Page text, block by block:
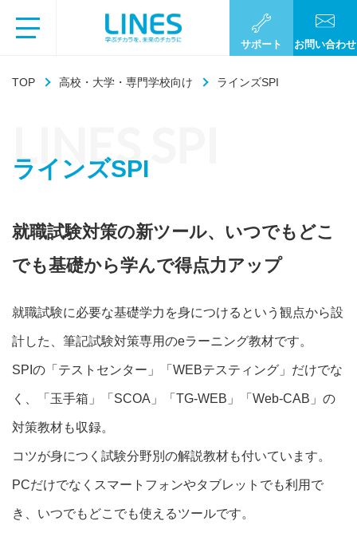
サポート お問い合わせ
TOP 高校・大学・専門学校向け ラインズSPI
LINES SPI
ラインズSPI
就職試験対策の新ツール、いつでもどこ
でも基礎から学んで得点力アップ
就職試験に必要な基礎学力を身につけるという観点から設
計した、筆記試験対策専用のeラーニング教材です。
SPIの「テストセンター」「WEBテスティング」だけでな
く、「玉手箱」「SCOA」「TG-WEB」「Web-CAB」の
対策教材も収録。
コツが身につく試験分野別の解説教材も付いています。
PCだけでなくスマートフォンやタブレットでも利用で
き、いつでもどこでも使えるツールです。